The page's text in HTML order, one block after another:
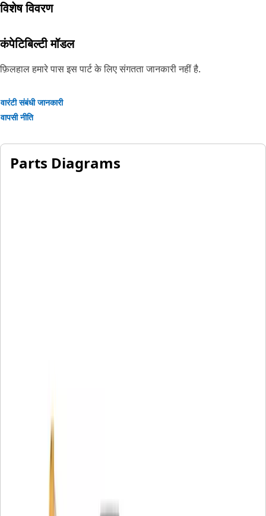
विशेष विवरण
कंपेटिबिल्टी मॉडल
फ़िलहाल हमारे पास इस पार्ट के लिए संगतता जानकारी नहीं है.
वारंटी संबंधी जानकारी
वापसी नीति
Parts Diagrams